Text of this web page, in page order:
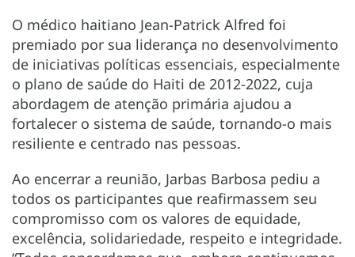
O médico haitiano Jean-Patrick Alfred foi
premiado por sua liderança no desenvolvimento
de iniciativas políticas essenciais, especialmente
o plano de saúde do Haiti de 2012-2022, cuja
abordagem de atenção primária ajudou a
fortalecer o sistema de saúde, tornando-o mais
resiliente e centrado nas pessoas.
Ao encerrar a reunião, Jarbas Barbosa pediu a
todos os participantes que reafirmassem seu
compromisso com os valores de equidade,
excelência, solidariedade, respeito e integridade.